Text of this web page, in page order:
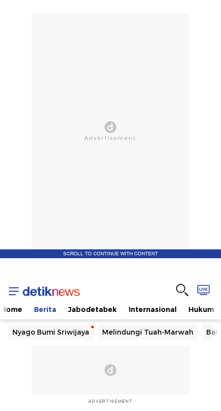
SCROLL TO CONTINUE WITH CONTENT
Home Berita Jabodetabek Internasional Hukum
Nyago Bumi Sriwijaya Melindungi Tuah-Marwah
ADVERTISEMENT